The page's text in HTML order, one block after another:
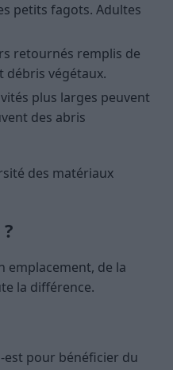
petits fagots. Adultes
retournés remplis de
débris végétaux.
plus larges peuvent
des abris
des matériaux
emplacement, de la
la différence.
est pour bénéficier du